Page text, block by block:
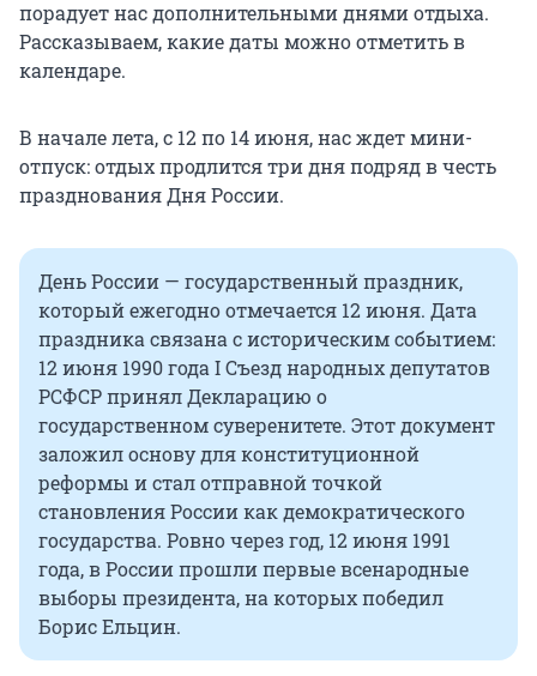
порадует нас дополнительными днями отдыха.
Рассказываем, какие даты можно отметить в
календаре.
В начале лета, с 12 по 14 июня, нас ждет мини-
отпуск: отдых продлится три дня подряд в честь
празднования Дня России.
День России — государственный праздник,
который ежегодно отмечается 12 июня. Дата
праздника связана с историческим событием:
12 июня 1990 года I Съезд народных депутатов
РСФСР принял Декларацию о
государственном суверенитете. Этот документ
заложил основу для конституционной
реформы и стал отправной точкой
становления России как демократического
государства. Ровно через год, 12 июня 1991
года, в России прошли первые всенародные
выборы президента, на которых победил
Борис Ельцин.